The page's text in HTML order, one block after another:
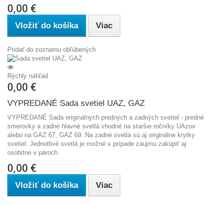
0,00 €
Vložiť do košíka Viac
Pridať do zoznamu obľúbených
Rýchly náhľad
0,00 €
VYPREDANÉ Sada svetiel UAZ, GAZ
VYPREDANÉ Sada originálnych predných a zadných svetiel - predné
smerovky a zadné hlavné svetlá vhodné na staršie ročníky UAzov
alebo na GAZ 67, GAZ 69. Na zadné svetlá sú aj originálne krytky
svetiel. Jednotlivé svetlá je možné v prípade záujmu zakúpiť aj
osobitne v pároch.
0,00 €
Vložiť do košíka Viac